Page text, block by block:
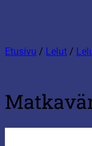
Etusivu / Lelut /